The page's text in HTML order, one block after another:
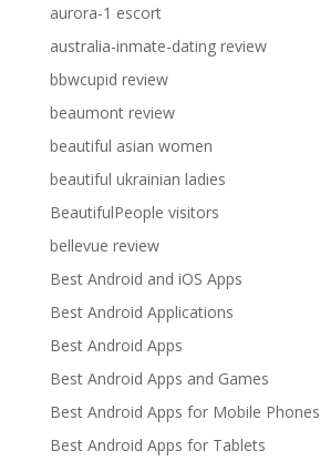
aurora-1 escort
australia-inmate-dating review
bbwcupid review
beaumont review
beautiful asian women
beautiful ukrainian ladies
BeautifulPeople visitors
bellevue review
Best Android and iOS Apps
Best Android Applications
Best Android Apps
Best Android Apps and Games
Best Android Apps for Mobile Phones
Best Android Apps for Tablets